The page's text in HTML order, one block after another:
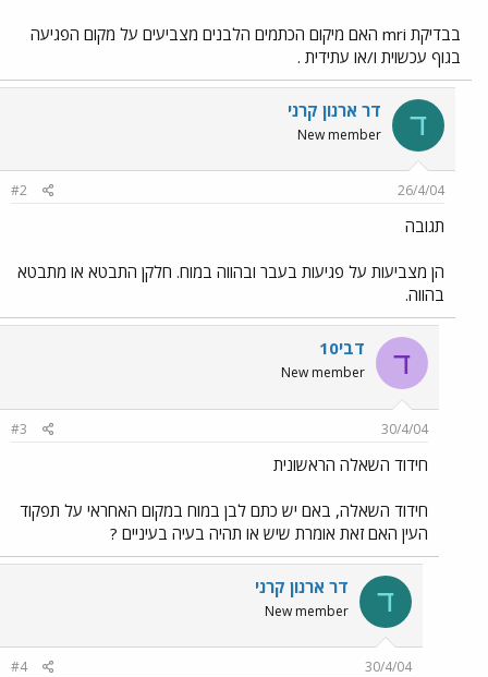
בבדיקת mri האם מיקום הכתמים הלבנים מצביעים על מקום הפגיעה
בגוף עכשוית ו/או עתידית .
ד דר ארנון קרני
New member
26/4/04
#2
תגובה
הן מצביעות על פגיעות בעבר ובהווה במוח. חלקן התבטא או מתבטא
בהווה.
ד דבי10
New member
30/4/04
#3
חידוד השאלה הראשונית
חידוד השאלה, באם יש כתם לבן במוח במקום האחראי על תפקוד
העין האם זאת אומרת שיש או תהיה בעיה בעיניים ?
ד דר ארנון קרני
New member
30/4/04
#4